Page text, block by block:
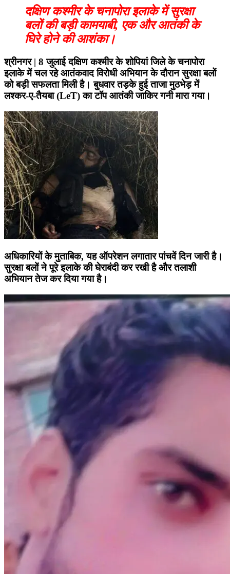
दक्षिण कश्मीर के चनापोरा इलाके में सुरक्षा
बलों की बड़ी कामयाबी, एक और आतंकी के
घिरे होने की आशंका।
श्रीनगर | 8 जुलाईदक्षिण कश्मीर के शोपियां जिले के चनापोरा
इलाके में चल रहे आतंकवाद विरोधी अभियान के दौरान सुरक्षा बलों
को बड़ी सफलता मिली है। बुधवार तड़के हुई ताजा मुठभेड़ में
लश्कर-ए-तैयबा (LeT) का टॉप आतंकीजाकिर गनीमारा गया।
अधिकारियों के मुताबिक, यह ऑपरेशन लगातार पांचवें दिन जारी है।
सुरक्षा बलों ने पूरे इलाके की घेराबंदी कर रखी है और तलाशी
अभियान तेज कर दिया गया है।